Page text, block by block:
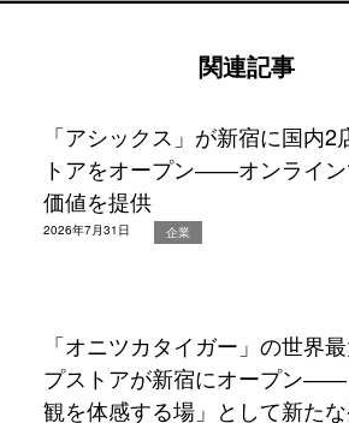
関連記事
「アシックス」が新宿に国内
トアをオープン――オンライ
価値を提供
2026年7月31日 企業
「オニツカタイガー」の世界
プストアが新宿にオープン
観を体感する場」として新た